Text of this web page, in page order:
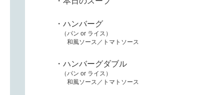
・ハンバーグ
（パン or ライス）
和風ソース／トマトソース
・ハンバーグダブル
（パン or ライス）
和風ソース／トマトソース